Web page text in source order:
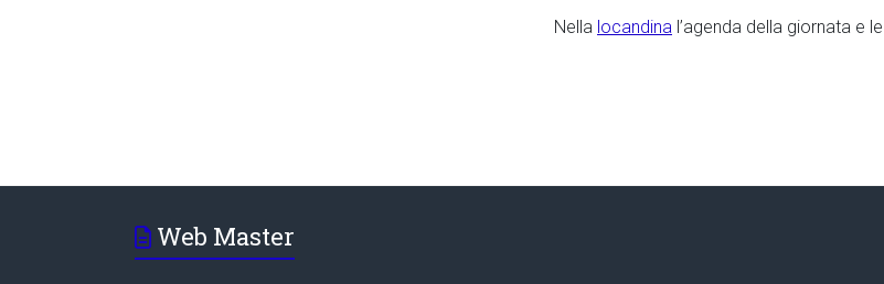
Nella locandina l’agenda della giornata e
Web Master